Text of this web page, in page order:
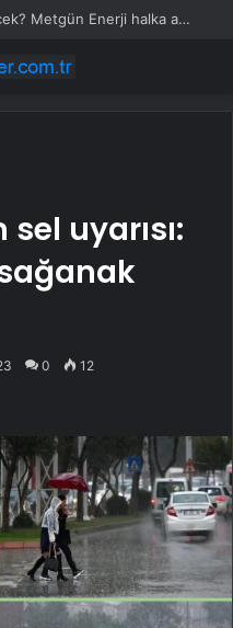
METEN ne zaman işlem görecek? Metgün Enerji halka arz kaç lot verdi?
uyarısı:
0 12